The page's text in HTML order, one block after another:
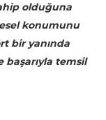
olduğuna
konumunu
bir yanında
temsil